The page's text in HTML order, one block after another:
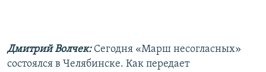
Дмитрий Волчек: Сегодня «Марш несогласных»
состоялся в Челябинске. Как передает